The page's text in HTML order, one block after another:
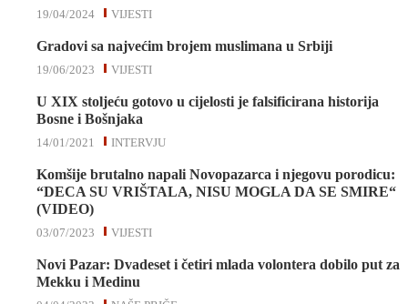
VIJESTI
19/04/2024
Gradovi sa najvećim brojem muslimana u Srbiji
VIJESTI
19/06/2023
U XIX stoljeću gotovo u cijelosti je falsificirana historija
Bosne i Bošnjaka
INTERVJU
14/01/2021
Komšije brutalno napali Novopazarca i njegovu porodicu:
“DECA SU VRIŠTALA, NISU MOGLA DA SE SMIRE“
(VIDEO)
VIJESTI
03/07/2023
Novi Pazar: Dvadeset i četiri mlada volontera dobilo put za
Mekku i Medinu